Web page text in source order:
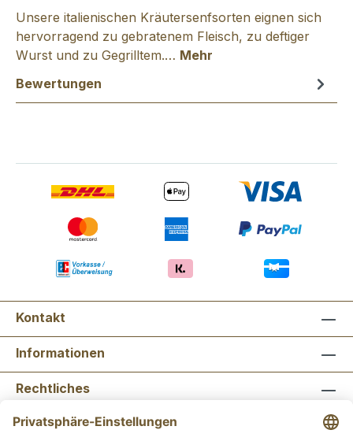
Unsere italienischen Kräutersenfsorten eignen sich
hervorragend zu gebratenem Fleisch, zu deftiger
Wurst und zu Gegrilltem.… Mehr
Bewertungen
Kontakt
Informationen
Rechtliches
Newsletter abonnieren